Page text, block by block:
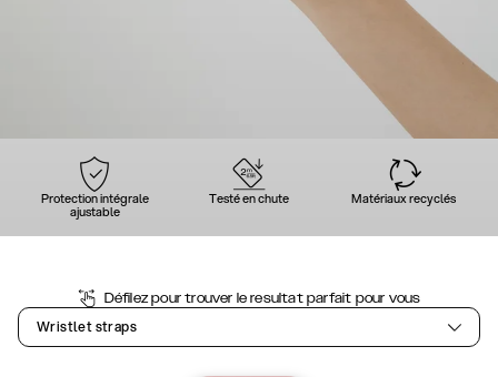
Protection intégrale
ajustable
Testé en chute Matériaux recyclés
Défilez pour trouver le resultat parfait pour vous
Wristlet straps